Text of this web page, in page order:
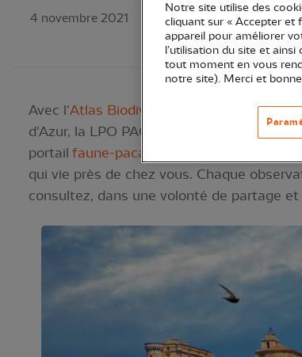
4 novembre 2021 LPO PACA
Communiqué
Sciences Participatives
Avec l'Atlas Biodiv'PACA
, le nouveau
d'Azur, la LPO PACA met à votre
portail faune-paca.org
. A partir d'une
qui vie près de chez vous. Chaque
consultez, dans une volonté de partage
Notre site utilise des
cliquant sur « Accepter et
appareil pour améliorer
l’utilisation du site et
tout moment en vous
notre site). Merci et